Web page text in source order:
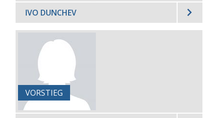
IVO DUNCHEV
VORSTIEG